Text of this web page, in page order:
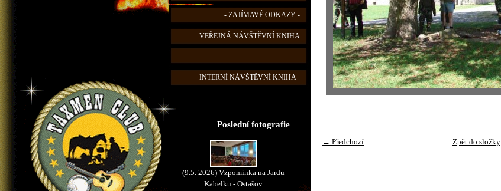
- ZAJÍMAVÉ ODKAZY -
- VEŘEJNÁ NÁVŠTĚVNÍ KNIHA
-
- INTERNÍ NÁVŠTĚVNÍ KNIHA -
Poslední fotografie
(9.5. 2026) Vzpomínka na Jardu
Kabelku - Ostašov
← Předchozí Zpět do složky